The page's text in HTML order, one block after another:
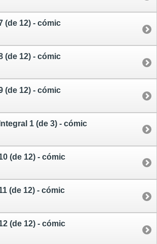
(de 12) - cómic
(de 12) - cómic
(de 12) - cómic
1 (de 3) - cómic
(de 12) - cómic
(de 12) - cómic
(de 12) - cómic